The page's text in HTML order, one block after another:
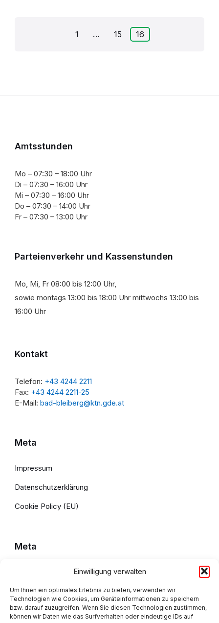
Einwilligung verwalten
Um Ihnen ein optimales Erlebnis zu bieten, verwenden wir
Technologien wie Cookies, um Geräteinformationen zu speichern
bzw. darauf zuzugreifen. Wenn Sie diesen Technologien zustimmen,
können wir Daten wie das Surfverhalten oder eindeutige IDs auf
Seitennummerierung
1 … 15 16
Amtsstunden
Mo – 07:30 – 18:00 Uhr
Di – 07:30 – 16:00 Uhr
Mi – 07:30 – 16:00 Uhr
Do – 07:30 – 14:00 Uhr
Fr – 07:30 – 13:00 Uhr
Parteienverkehr und Kassenstunden
Mo, Mi, Fr 08:00 bis 12:00 Uhr,
sowie montags 13:00 bis 18:00 Uhr mittwochs 13:00 bis
16:00 Uhr
Kontakt
Telefon: +43 4244 2211
Fax: +43 4244 2211-25
E-Mail: bad-bleiberg@ktn.gde.at
Meta
Impressum
Datenschutzerklärung
Cookie Policy (EU)
Meta
Datenschutzerklärung
Cookie Policy (EU)